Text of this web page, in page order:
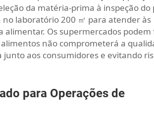
da matéria-prima à inspeção
laboratório 200 ㎡ para atender às
Os supermercados podem
não comprometerá a
aos consumidores e evitando
para Operações de